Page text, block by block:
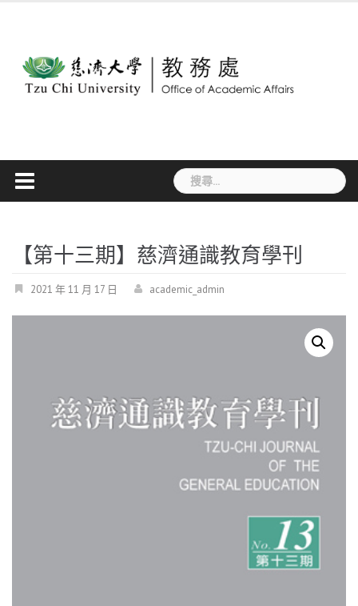
搜
尋
字:
【第十三期】慈濟通識教育學刊
2021 年 11 月 17 日 academic_admin